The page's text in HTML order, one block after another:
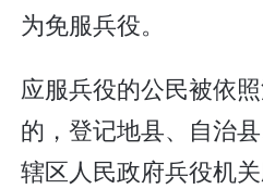
为免服兵役。
应服兵役的公民被依
的，登记地县、自治
辖区人民政府兵役机